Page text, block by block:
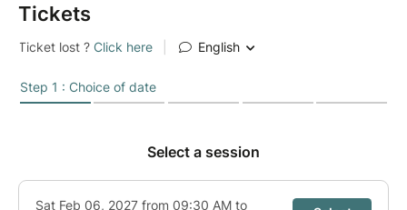
Tickets